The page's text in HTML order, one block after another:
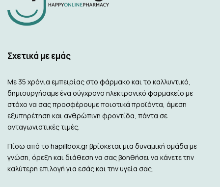
Σχετικά με εμάς
Με 35 χρόνια εμπειρίας στο φάρμακο και το καλλυντικό,
δημιουργήσαμε ένα σύγχρονο ηλεκτρονικό φαρμακείο με
στόχο να σας προσφέρουμε ποιοτικά προϊόντα, άμεση
εξυπηρέτηση και ανθρώπινη φροντίδα, πάντα σε
ανταγωνιστικές τιμές.
Πίσω από το hapillbox.gr βρίσκεται μια δυναμική ομάδα με
γνώση, όρεξη και διάθεση να σας βοηθήσει να κάνετε την
καλύτερη επιλογή για εσάς και την υγεία σας.